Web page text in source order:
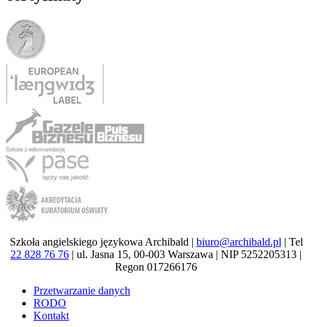
Szkoła angielskiego językowa Archibald | biuro@archibald.pl | Tel
22 828 76 76 | ul. Jasna 15, 00-003 Warszawa | NIP 5252205313 |
Regon 017266176
Przetwarzanie danych
RODO
Kontakt